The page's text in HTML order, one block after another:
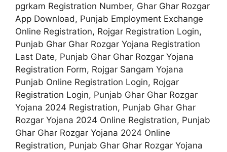
pgrkam Registration Number, Ghar Ghar Rozgar
App Download, Punjab Employment Exchange
Online Registration, Rojgar Registration Login,
Punjab Ghar Ghar Rozgar Yojana Registration
Last Date, Punjab Ghar Ghar Rozgar Yojana
Registration Form, Rojgar Sangam Yojana
Punjab Online Registration Login, Rojgar
Registration Login, Punjab Ghar Ghar Rozgar
Yojana 2024 Registration, Punjab Ghar Ghar
Rozgar Yojana 2024 Online Registration, Punjab
Ghar Ghar Rozgar Yojana 2024 Online
Registration, Punjab Ghar Ghar Rozgar Yojana